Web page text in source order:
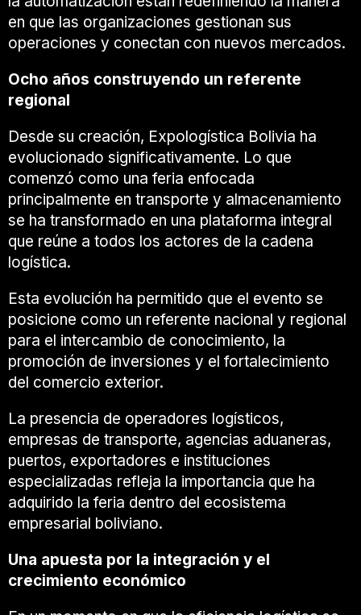
en que las organizaciones gestionan sus
operaciones y conectan con nuevos mercados.
Ocho años construyendo un referente
regional
Desde su creación, Expologística Bolivia ha
evolucionado significativamente. Lo que
comenzó como una feria enfocada
principalmente en transporte y almacenamiento
se ha transformado en una plataforma integral
que reúne a todos los actores de la cadena
logística.
Esta evolución ha permitido que el evento se
posicione como un referente nacional y regional
para el intercambio de conocimiento, la
promoción de inversiones y el fortalecimiento
del comercio exterior.
La presencia de operadores logísticos,
empresas de transporte, agencias aduaneras,
puertos, exportadores e instituciones
especializadas refleja la importancia que ha
adquirido la feria dentro del ecosistema
empresarial boliviano.
Una apuesta por la integración y el
crecimiento económico